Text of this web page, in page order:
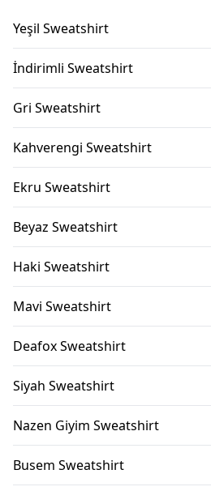
Yeşil Sweatshirt
İndirimli Sweatshirt
Gri Sweatshirt
Kahverengi Sweatshirt
Ekru Sweatshirt
Beyaz Sweatshirt
Haki Sweatshirt
Mavi Sweatshirt
Deafox Sweatshirt
Siyah Sweatshirt
Nazen Giyim Sweatshirt
Busem Sweatshirt